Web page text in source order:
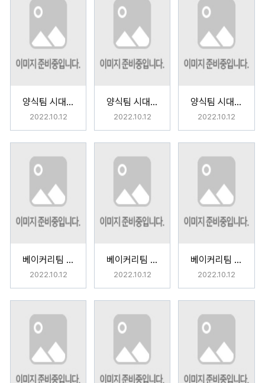
양식팀 시대별 조리법
2022.10.12
양식팀 시대별 조리법
2022.10.12
양식팀 시대별 조리법
2022.10.12
베이커리팀 동화 속 시간 <백설공주를 지키는 일곱난쟁이>
2022.10.12
베이커리팀 동화 속 시간 <엘리스는 이상한 나라의 시간여행 중>
2022.10.12
베이커리팀 동화 속 시간 <얼어붙은 시간들>
2022.10.12